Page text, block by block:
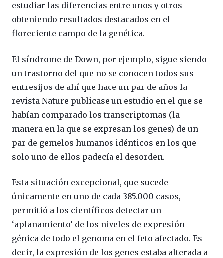
estudiar las diferencias entre unos y otros
obteniendo resultados destacados en el
floreciente campo de la genética.
El síndrome de Down, por ejemplo, sigue siendo
un trastorno del que no se conocen todos sus
entresijos de ahí que hace un par de años la
revista Nature publicase un estudio en el que se
habían comparado los transcriptomas (la
manera en la que se expresan los genes) de un
par de gemelos humanos idénticos en los que
solo uno de ellos padecía el desorden.
Esta situación excepcional, que sucede
únicamente en uno de cada 385.000 casos,
permitió a los científicos detectar un
‘aplanamiento’ de los niveles de expresión
génica de todo el genoma en el feto afectado. Es
decir, la expresión de los genes estaba alterada a